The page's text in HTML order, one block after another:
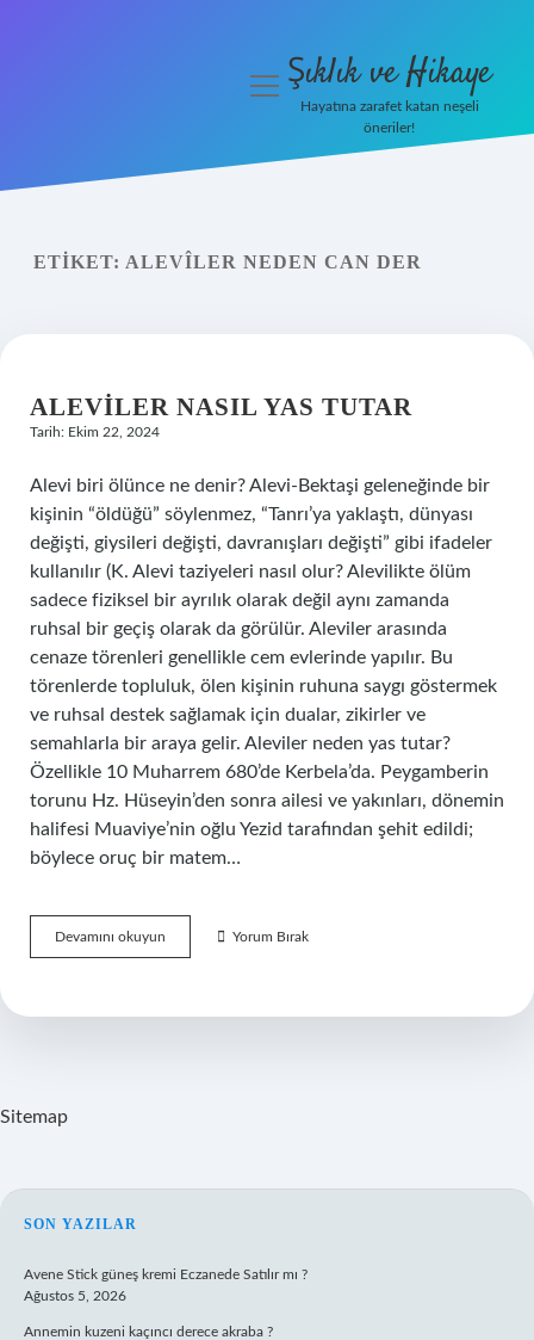
Olur
menüyüŞıklık ve Hikaye
Hayatına zarafet katan neşeli
öneriler!
ETIKET: ALEVÎLER NEDEN CAN DER
ALEVILER NASIL YAS TUTAR
Tarih: Ekim 22, 2024
Alevi biri ölünce ne denir? Alevi-Bektaşi geleneğinde bir
kişinin “öldüğü” söylenmez, “Tanrı’ya yaklaştı, dünyası
değişti, giysileri değişti, davranışları değişti” gibi ifadeler
kullanılır (K. Alevi taziyeleri nasıl olur? Alevilikte ölüm
sadece fiziksel bir ayrılık olarak değil aynı zamanda
ruhsal bir geçiş olarak da görülür. Aleviler arasında
cenaze törenleri genellikle cem evlerinde yapılır. Bu
törenlerde topluluk, ölen kişinin ruhuna saygı göstermek
ve ruhsal destek sağlamak için dualar, zikirler ve
semahlarla bir araya gelir. Aleviler neden yas tutar?
Özellikle 10 Muharrem 680’de Kerbela’da. Peygamberin
torunu Hz. Hüseyin’den sonra ailesi ve yakınları, dönemin
halifesi Muaviye’nin oğlu Yezid tarafından şehit edildi;
böylece oruç bir matem…
Devamını okuyun
Nasıl
Yorum Bırak
Sitemap
SIDEBAR
SON YAZILAR
Avene Stick güneş kremi Eczanede Satılır mı ?
Ağustos 5, 2026
Annemin kuzeni kaçıncı derece akraba ?